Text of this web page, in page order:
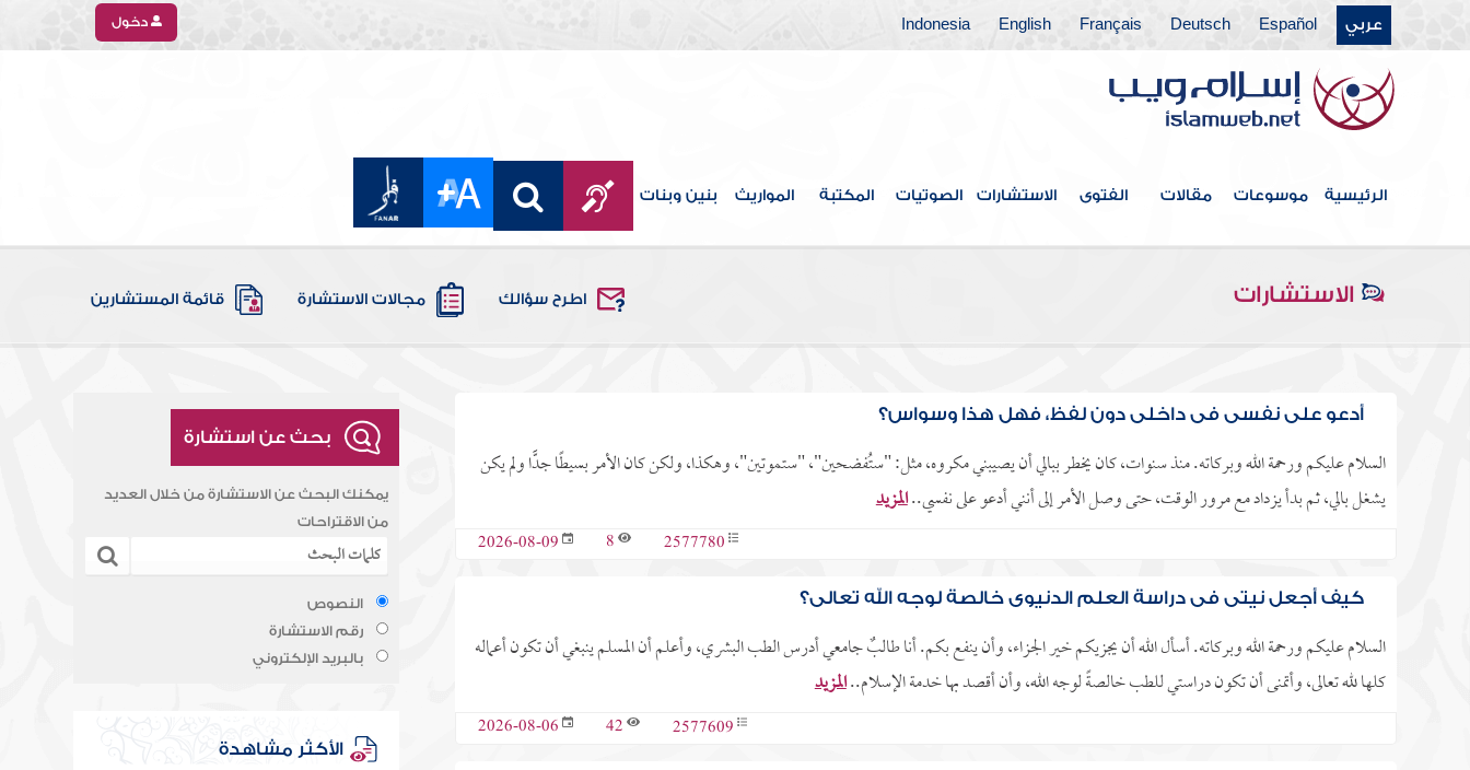
عربي Español
Deutsch
Français
English
Indonesia دخول
الرئيسية موسوعات مقالات الفتوى الاستشارات الصوتيات المكتبة المواريث بنين وبنات
الاستشارات اطرح سؤالك مجالات الاستشارة قائمة المستشارين
أدعو على نفسي في داخلي دون لفظ، فهل هذا وسواس؟
السلام عليكم ورحمة الله وبركاته. منذ سنوات، كان يخطر ببالي أن يصيبني مكروه، مثل: "ستُفضحين"، "ستموتين"، وهكذا، ولكن كان الأمر بسيطًا جدًّا ولم يكن
يشغل بالي، ثم بدأ يزداد مع مرور الوقت، حتى وصل الأمر إلى أنني أدعو على نفسي..المزيد
2577780
8
2026-08-09
كيف أجعل نيتي في دراسة العلم الدنيوي خالصة لوجه الله تعالى؟
السلام عليكم ورحمة الله وبركاته. أسأل الله أن يجزيكم خير الجزاء، وأن ينفع بكم. أنا طالبٌ جامعي أدرس الطب البشري، وأعلم أن المسلم ينبغي أن تكون أعماله
كلها لله تعالى، وأتمنى أن تكون دراستي للطب خالصةً لوجه الله، وأن أقصد بها خدمة الإسلام..المزيد
2577609
42
2026-08-06
بحث عن استشارة
يمكنك البحث عن الاستشارة من خلال العديد
من الاقتراحات
النصوص
رقم الاستشارة
بالبريد الإلكتروني
الأكثر مشاهدة